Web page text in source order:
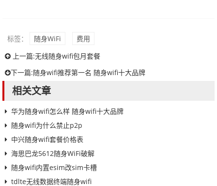
标签： 随身WiFi
费用
上一篇:无线随身wifi包月套餐
下一篇:随身wifi推荐第一名 随身wifi十大品牌
相关文章
华为随身wifi怎么样 随身wifi十大品牌
随身wifi为什么禁止p2p
中兴随身wifi套餐价格表
海思巴龙5612随身WiFi破解
随身wifi内置esim改sim卡槽
tdlte无线数据终端随身wifi